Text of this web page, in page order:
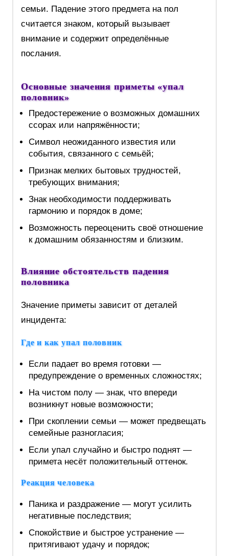
семьи. Падение этого предмета на пол
считается знаком, который вызывает
внимание и содержит определённые
послания.
Основные значения приметы «упал
половник»
Предостережение о возможных домашних
ссорах или напряжённости;
Символ неожиданного известия или
события, связанного с семьёй;
Признак мелких бытовых трудностей,
требующих внимания;
Знак необходимости поддерживать
гармонию и порядок в доме;
Возможность переоценить своё отношение
к домашним обязанностям и близким.
Влияние обстоятельств падения
половника
Значение приметы зависит от деталей
инцидента:
Где и как упал половник
Если падает во время готовки —
предупреждение о временных сложностях;
На чистом полу — знак, что впереди
возникнут новые возможности;
При скоплении семьи — может предвещать
семейные разногласия;
Если упал случайно и быстро поднят —
примета несёт положительный оттенок.
Реакция человека
Паника и раздражение — могут усилить
негативные последствия;
Спокойствие и быстрое устранение —
притягивают удачу и порядок;